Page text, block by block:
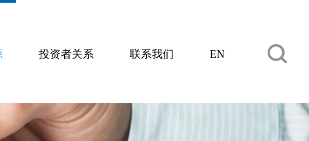
投资者关系 联系我们 EN